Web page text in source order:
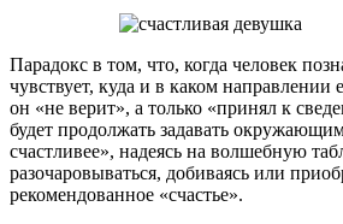
Парадокс в том, что, когда человек
чувствует, куда и в каком направлении
он «не верит», а только «принял к
будет продолжать задавать
счастливее», надеясь на волшебную
разочаровываться, добиваясь или
рекомендованное «счастье».